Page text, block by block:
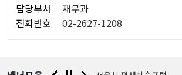
당
자
담당부서
재무과
전화번호
02-2627-1208